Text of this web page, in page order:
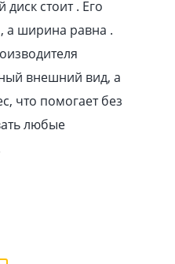
стоит . Его
а ширина равна .
внешний вид, а
что помогает без
любые